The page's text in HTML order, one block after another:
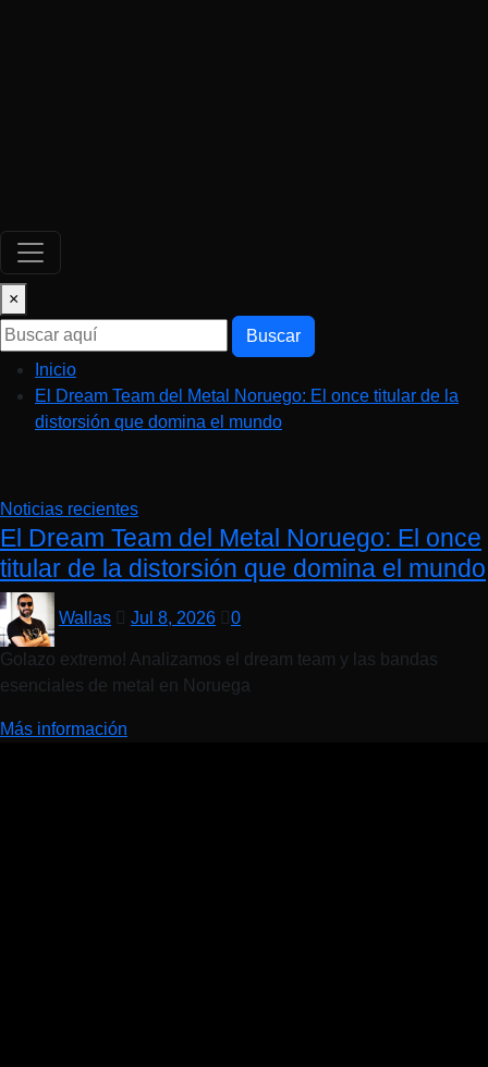
×
Buscar
Inicio
El Dream Team del Metal Noruego: El once titular de la
distorsión que domina el mundo
Noticias recientes
El Dream Team del Metal Noruego: El once
titular de la distorsión que domina el mundo
Wallas Jul 8, 2026 0
Golazo extremo! Analizamos el dream team y las bandas
esenciales de metal en Noruega
Más información